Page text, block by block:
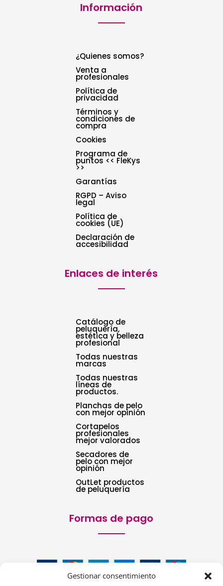
Gestionar consentimiento
Información
¿Quienes somos?
Venta a
profesionales
Política de
privacidad
Términos y
condiciones de
compra
Cookies
Programa de
puntos << FleKys
>>
Garantías
RGPD – Aviso
legal
Política de
cookies (UE)
Declaración de
accesibilidad
Enlaces de interés
Catálogo de
peluquería,
estética y belleza
profesional
Todas nuestras
marcas
Todas nuestras
líneas de
productos.
Planchas de pelo
con mejor opinión
Cortapelos
profesionales
mejor valorados
Secadores de
pelo con mejor
opinión
OutLet productos
de peluquería
Formas de pago